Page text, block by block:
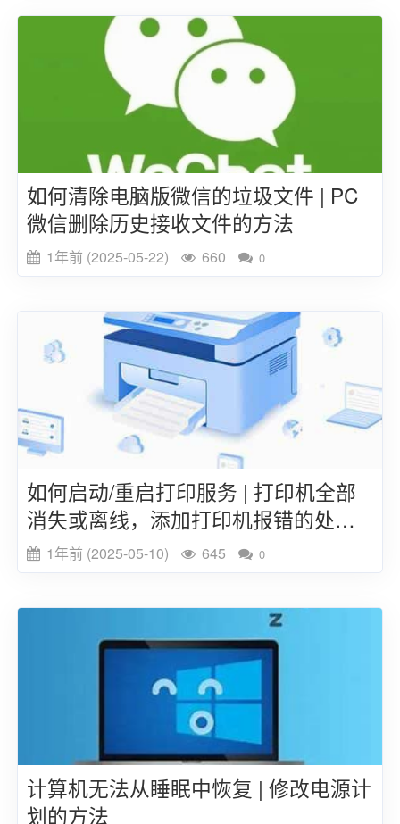
如何清除电脑版微信的垃圾文件 | PC
微信删除历史接收文件的方法
1年前 (2025-05-22) 660 0
如何启动/重启打印服务 | 打印机全部
消失或离线，添加打印机报错的处理
方法1年前 (2025-05-10) 645 0
计算机无法从睡眠中恢复 | 修改电源计
划的方法